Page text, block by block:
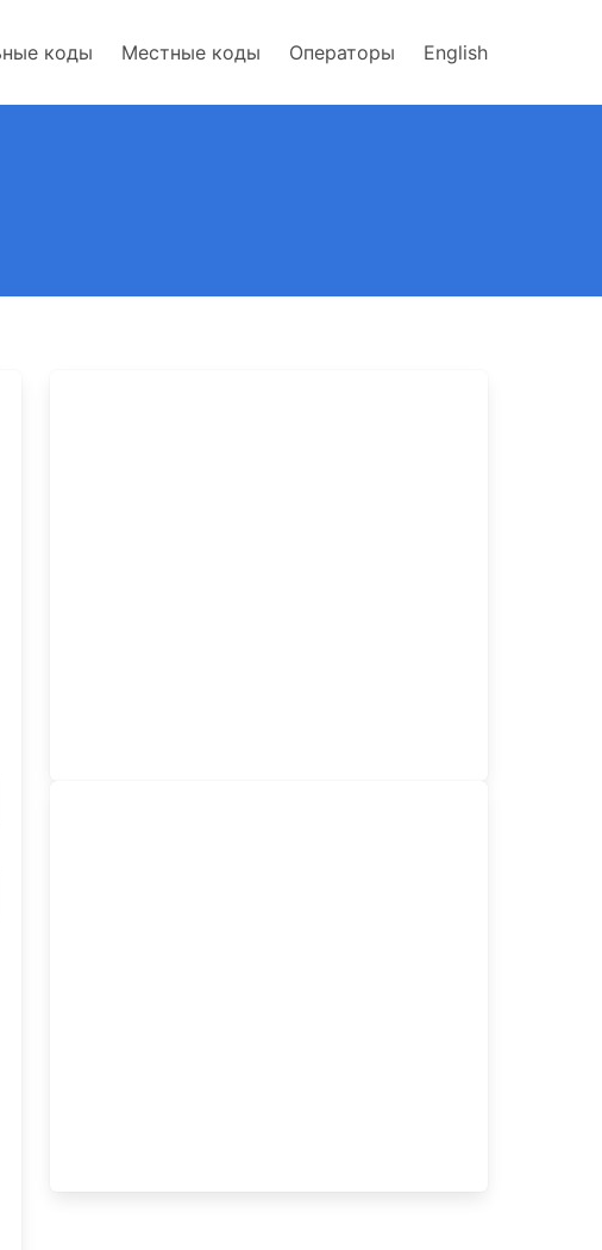
коды Местные коды Операторы English